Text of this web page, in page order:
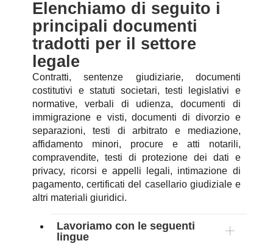
Elenchiamo di seguito i
principali documenti
tradotti per il settore
legale
Contratti, sentenze giudiziarie, documenti
costitutivi e statuti societari, testi legislativi e
normative, verbali di udienza, documenti di
immigrazione e visti, documenti di divorzio e
separazioni, testi di arbitrato e mediazione,
affidamento minori, procure e atti notarili,
compravendite, testi di protezione dei dati e
privacy, ricorsi e appelli legali, intimazione di
pagamento, certificati del casellario giudiziale e
altri materiali giuridici.
Lavoriamo con le seguenti
lingue